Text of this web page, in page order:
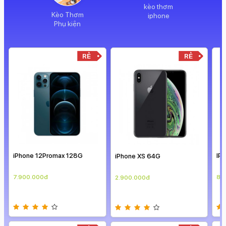
Kèo Thơm
Phụ kiện
kèo thơm
iphone
RẺ
iPhone XS 64G
2.900.000đ
RẺ
IPHONE 12 PRO MAX 128G
8.900.000đ